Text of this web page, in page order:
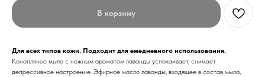
В корзину
Для всех типов кожи. Подходит для ежедневного использования.
Конопляное мыло с нежным ароматом лаванды успокаивает, снимает
депрессивное настроение. Эфирное масло лаванды, входящее в состав мыла,